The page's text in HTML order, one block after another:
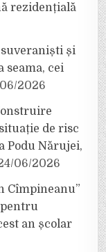
rezidențială
și
seama, cei
2026
de risc
Podu Nărujei,
06/2026
Cîmpineanu”
an școlar